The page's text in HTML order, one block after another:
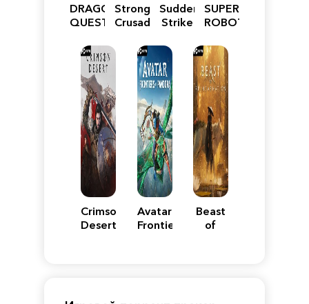
DRAGON
QUEST
Reimagined
Stronghold
Crusader:
Edition
Sudden
Strike
SUPER
ROBOT
Y
Crimson
Desert
Avatar:
Frontiers
Beast
of